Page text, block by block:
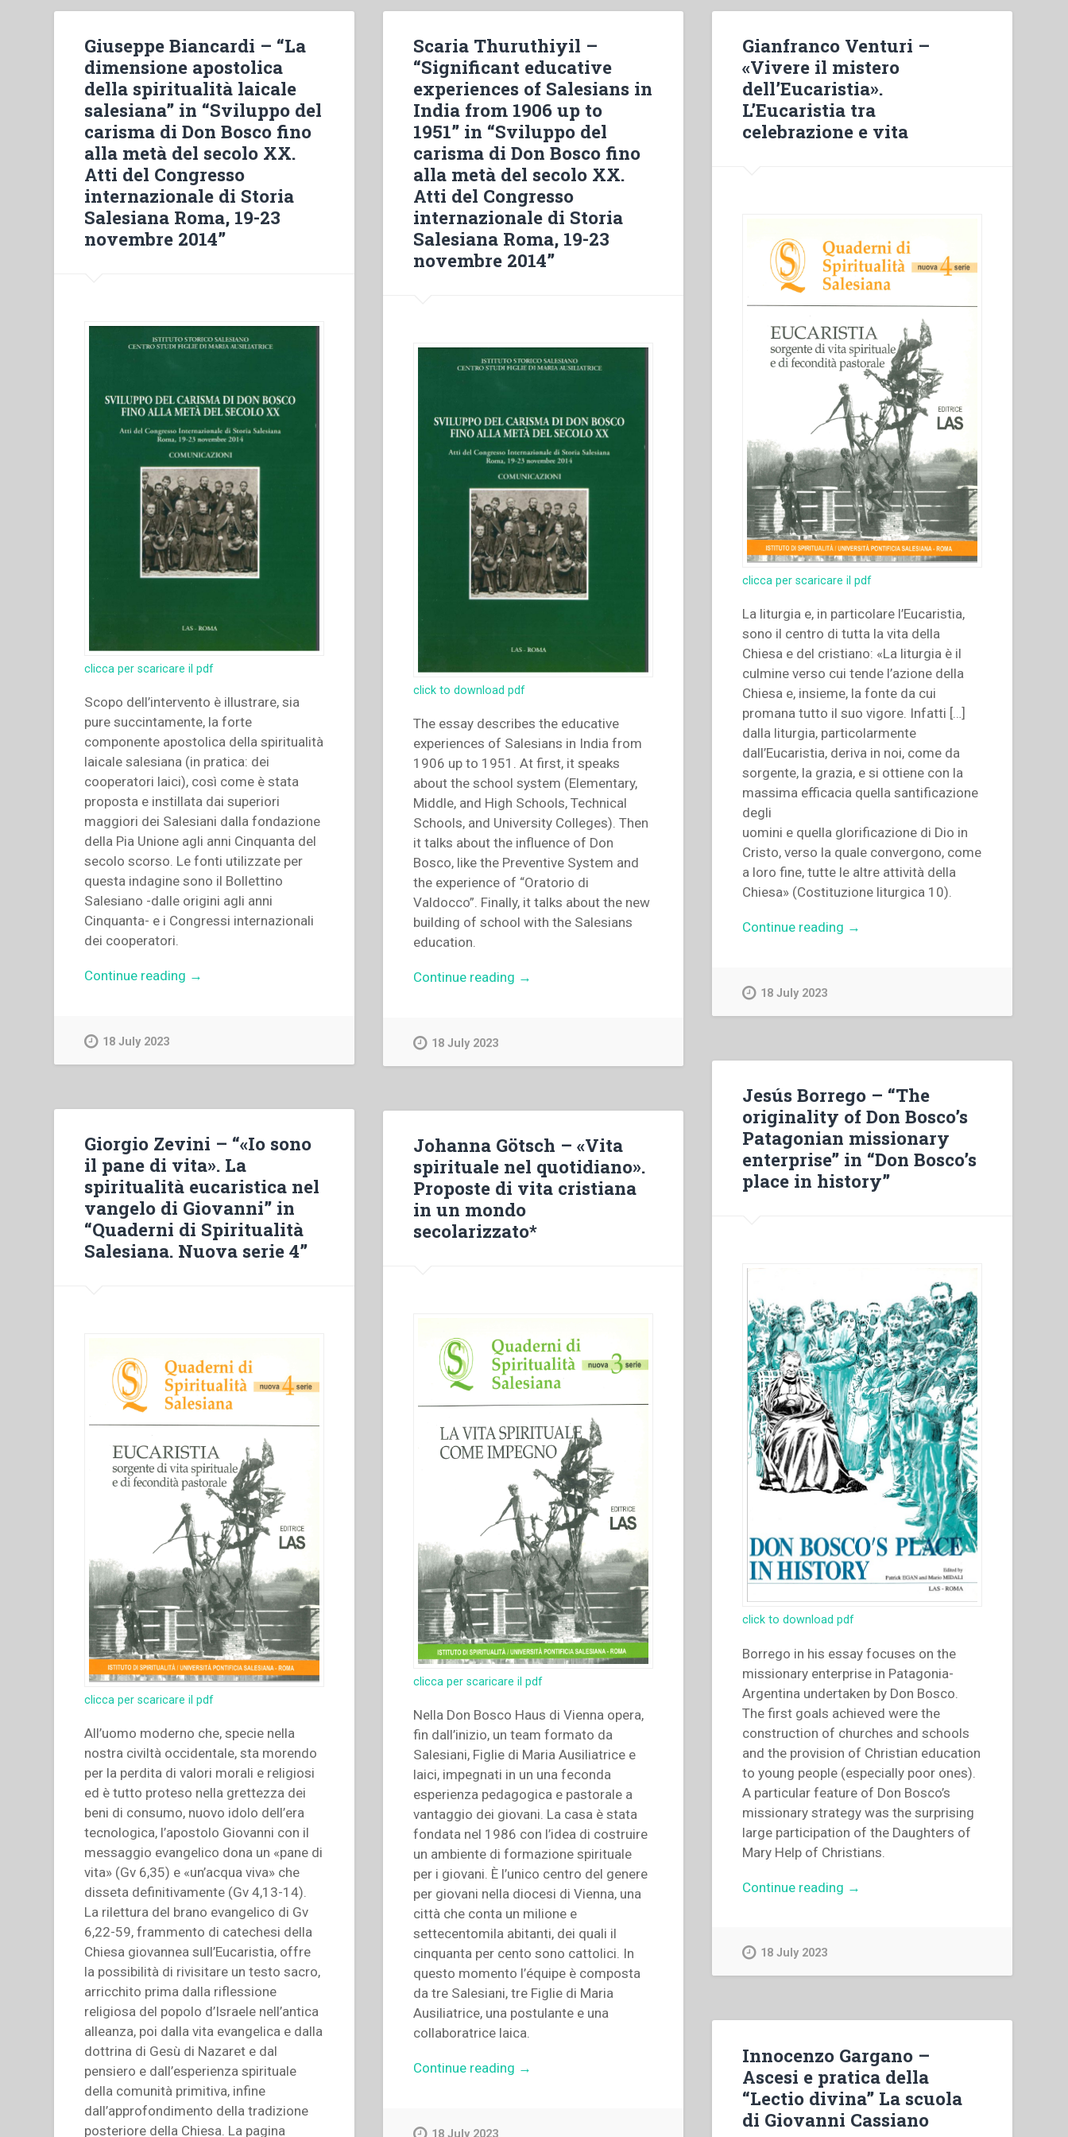
Giuseppe Biancardi – “La
dimensione apostolica
della spiritualità laicale
salesiana” in “Sviluppo del
carisma di Don Bosco fino
alla metà del secolo XX.
Atti del Congresso
internazionale di Storia
Salesiana Roma, 19-23
novembre 2014”
clicca per scaricare il pdf
Scopo dell’intervento è illustrare, sia
pure succintamente, la forte
componente apostolica della spiritualità
laicale salesiana (in pratica: dei
cooperatori laici), così come è stata
proposta e instillata dai superiori
maggiori dei Salesiani dalla fondazione
della Pia Unione agli anni Cinquanta del
secolo scorso. Le fonti utilizzate per
questa indagine sono il Bollettino
Salesiano -dalle origini agli anni
Cinquanta- e i Congressi internazionali
dei cooperatori.
Continue reading “Giuseppe
spiritualità
laicale
salesiana”
in
“Sviluppo
del
carisma
di
del
secolo
XX.
Atti
del
Congresso
internazionale
di
Storia
Salesiana
Roma,
19-
23
novembre
2014””
→
18 July 2023
Scaria Thuruthiyil –
“Significant educative
experiences of Salesians in
India from 1906 up to
1951” in “Sviluppo del
carisma di Don Bosco fino
alla metà del secolo XX.
Atti del Congresso
internazionale di Storia
Salesiana Roma, 19-23
novembre 2014”
click to download pdf
The essay describes the educative
experiences of Salesians in India from
1906 up to 1951. At first, it speaks
about the school system (Elementary,
Middle, and High Schools, Technical
Schools, and University Colleges). Then
it talks about the influence of Don
Bosco, like the Preventive System and
the experience of “Oratorio di
Valdocco”. Finally, it talks about the new
building of school with the Salesians
education.
Continue reading “Scaria
Salesians
India
from
1906
up
to
di
Don
Bosco
alla
metà
del
secolo
XX.
Atti
del
Congresso
internazionale
di
Storia
Salesiana
19-
23
novembre
2014””
→
18 July 2023
Gianfranco Venturi –
«Vivere il mistero
dell’Eucaristia».
L’Eucaristia tra
celebrazione e vita
clicca per scaricare il pdf
La liturgia e, in particolare l’Eucaristia,
sono il centro di tutta la vita della
Chiesa e del cristiano: «La liturgia è il
culmine verso cui tende l’azione della
Chiesa e, insieme, la fonte da cui
promana tutto il suo vigore. Infatti […]
dalla liturgia, particolarmente
dall’Eucaristia, deriva in noi, come da
sorgente, la grazia, e si ottiene con la
massima efficacia quella santificazione
degli
uomini e quella glorificazione di Dio in
Cristo, verso la quale convergono, come
a loro fine, tutte le altre attività della
Chiesa» (Costituzione liturgica 10).
Continue reading “Gianfranco
L’Eucaristia
celebrazione
e
vita”
→
18 July 2023
Jesús Borrego – “The
originality of Don Bosco’s
Patagonian missionary
enterprise” in “Don Bosco’s
place in history”
click to download pdf
Borrego in his essay focuses on the
missionary enterprise in Patagonia-
Argentina undertaken by Don Bosco.
The first goals achieved were the
construction of churches and schools
and the provision of Christian education
to young people (especially poor ones).
A particular feature of Don Bosco’s
missionary strategy was the surprising
large participation of the Daughters of
Mary Help of Christians.
Continue reading “Jesús
Bosco’s
missionary
enterprise”
in
“Don
→
18 July 2023
Giorgio Zevini – “«Io sono
il pane di vita». La
spiritualità eucaristica nel
vangelo di Giovanni” in
“Quaderni di Spiritualità
Salesiana. Nuova serie 4”
clicca per scaricare il pdf
All’uomo moderno che, specie nella
nostra civiltà occidentale, sta morendo
per la perdita di valori morali e religiosi
ed è tutto proteso nella grettezza dei
beni di consumo, nuovo idolo dell’era
tecnologica, l’apostolo Giovanni con il
messaggio evangelico dona un «pane di
vita» (Gv 6,35) e «un’acqua viva» che
disseta definitivamente (Gv 4,13-14).
La rilettura del brano evangelico di Gv
6,22-59, frammento di catechesi della
Chiesa giovannea sull’Eucaristia, offre
la possibilità di rivisitare un testo sacro,
arricchito prima dalla riflessione
religiosa del popolo d’Israele nell’antica
alleanza, poi dalla vita evangelica e dalla
dottrina di Gesù di Nazaret e dal
pensiero e dall’esperienza spirituale
della comunità primitiva, infine
dall’approfondimento della tradizione
posteriore della Chiesa. La pagina
Johanna Götsch – «Vita
spirituale nel quotidiano».
Proposte di vita cristiana
in un mondo
secolarizzato*
clicca per scaricare il pdf
Nella Don Bosco Haus di Vienna opera,
fin dall’inizio, un team formato da
Salesiani, Figlie di Maria Ausiliatrice e
laici, impegnati in un una feconda
esperienza pedagogica e pastorale a
vantaggio dei giovani. La casa è stata
fondata nel 1986 con l’idea di costruire
un ambiente di formazione spirituale
per i giovani. È l’unico centro del genere
per giovani nella diocesi di Vienna, una
città che conta un milione e
settecentomila abitanti, dei quali il
cinquanta per cento sono cattolici. In
questo momento l’équipe è composta
da tre Salesiani, tre Figlie di Maria
Ausiliatrice, una postulante e una
collaboratrice laica.
Continue reading “Johanna
→
18 July 2023
Innocenzo Gargano –
Ascesi e pratica della
“Lectio divina” La scuola
di Giovanni Cassiano